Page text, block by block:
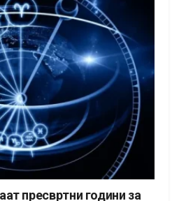
пресвртни години за